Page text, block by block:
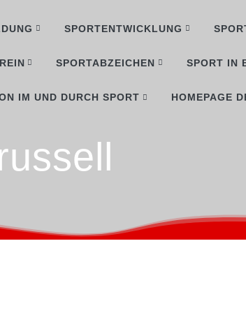
SPORTENTWICKLUNG
SPORTABZEICHEN SPORT IN
IM UND DURCH SPORT HOMEPAGE